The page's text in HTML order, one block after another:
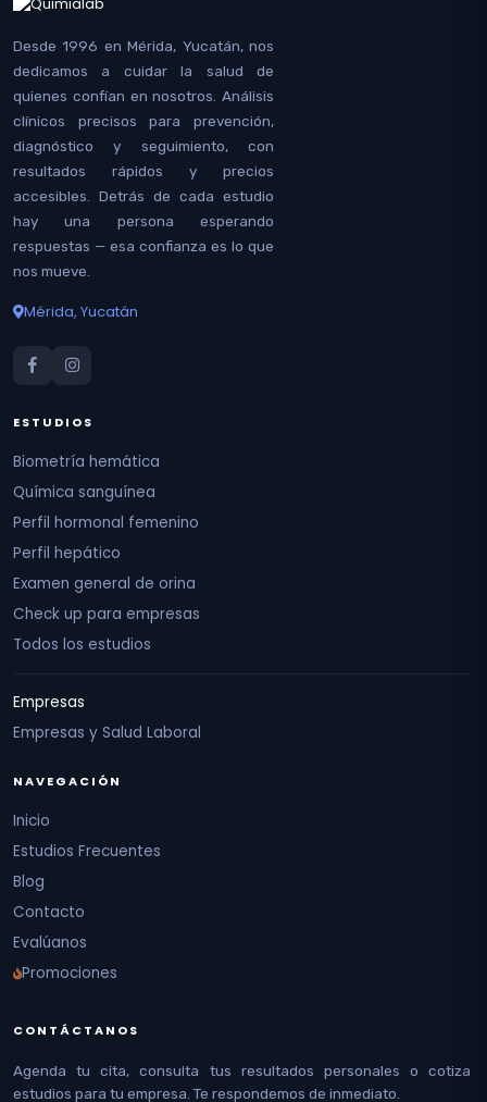
Desde 1996 en Mérida, Yucatán, nos
dedicamos a cuidar la salud de
quienes confían en nosotros. Análisis
clínicos precisos para prevención,
diagnóstico y seguimiento, con
resultados rápidos y precios
accesibles. Detrás de cada estudio
hay una persona esperando
respuestas — esa confianza es lo que
nos mueve.
Mérida, Yucatán
ESTUDIOS
Biometría hemática
Química sanguínea
Perfil hormonal femenino
Perfil hepático
Examen general de orina
Check up para empresas
Todos los estudios
Empresas
Empresas y Salud Laboral
NAVEGACIÓN
Inicio
Estudios Frecuentes
Blog
Contacto
Evalúanos
Promociones
CONTÁCTANOS
Agenda tu cita, consulta tus resultados personales o cotiza
estudios para tu empresa. Te respondemos de inmediato.